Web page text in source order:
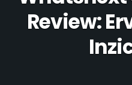
Review: